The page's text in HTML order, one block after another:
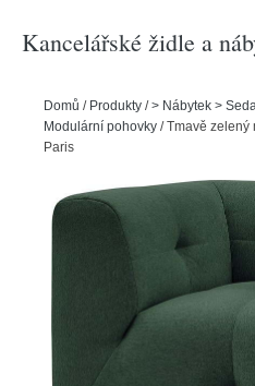
Kancelářské židle a
Domů / Produkty /> Nábytek >
Modulární pohovky /Tmavě zelený
Paris